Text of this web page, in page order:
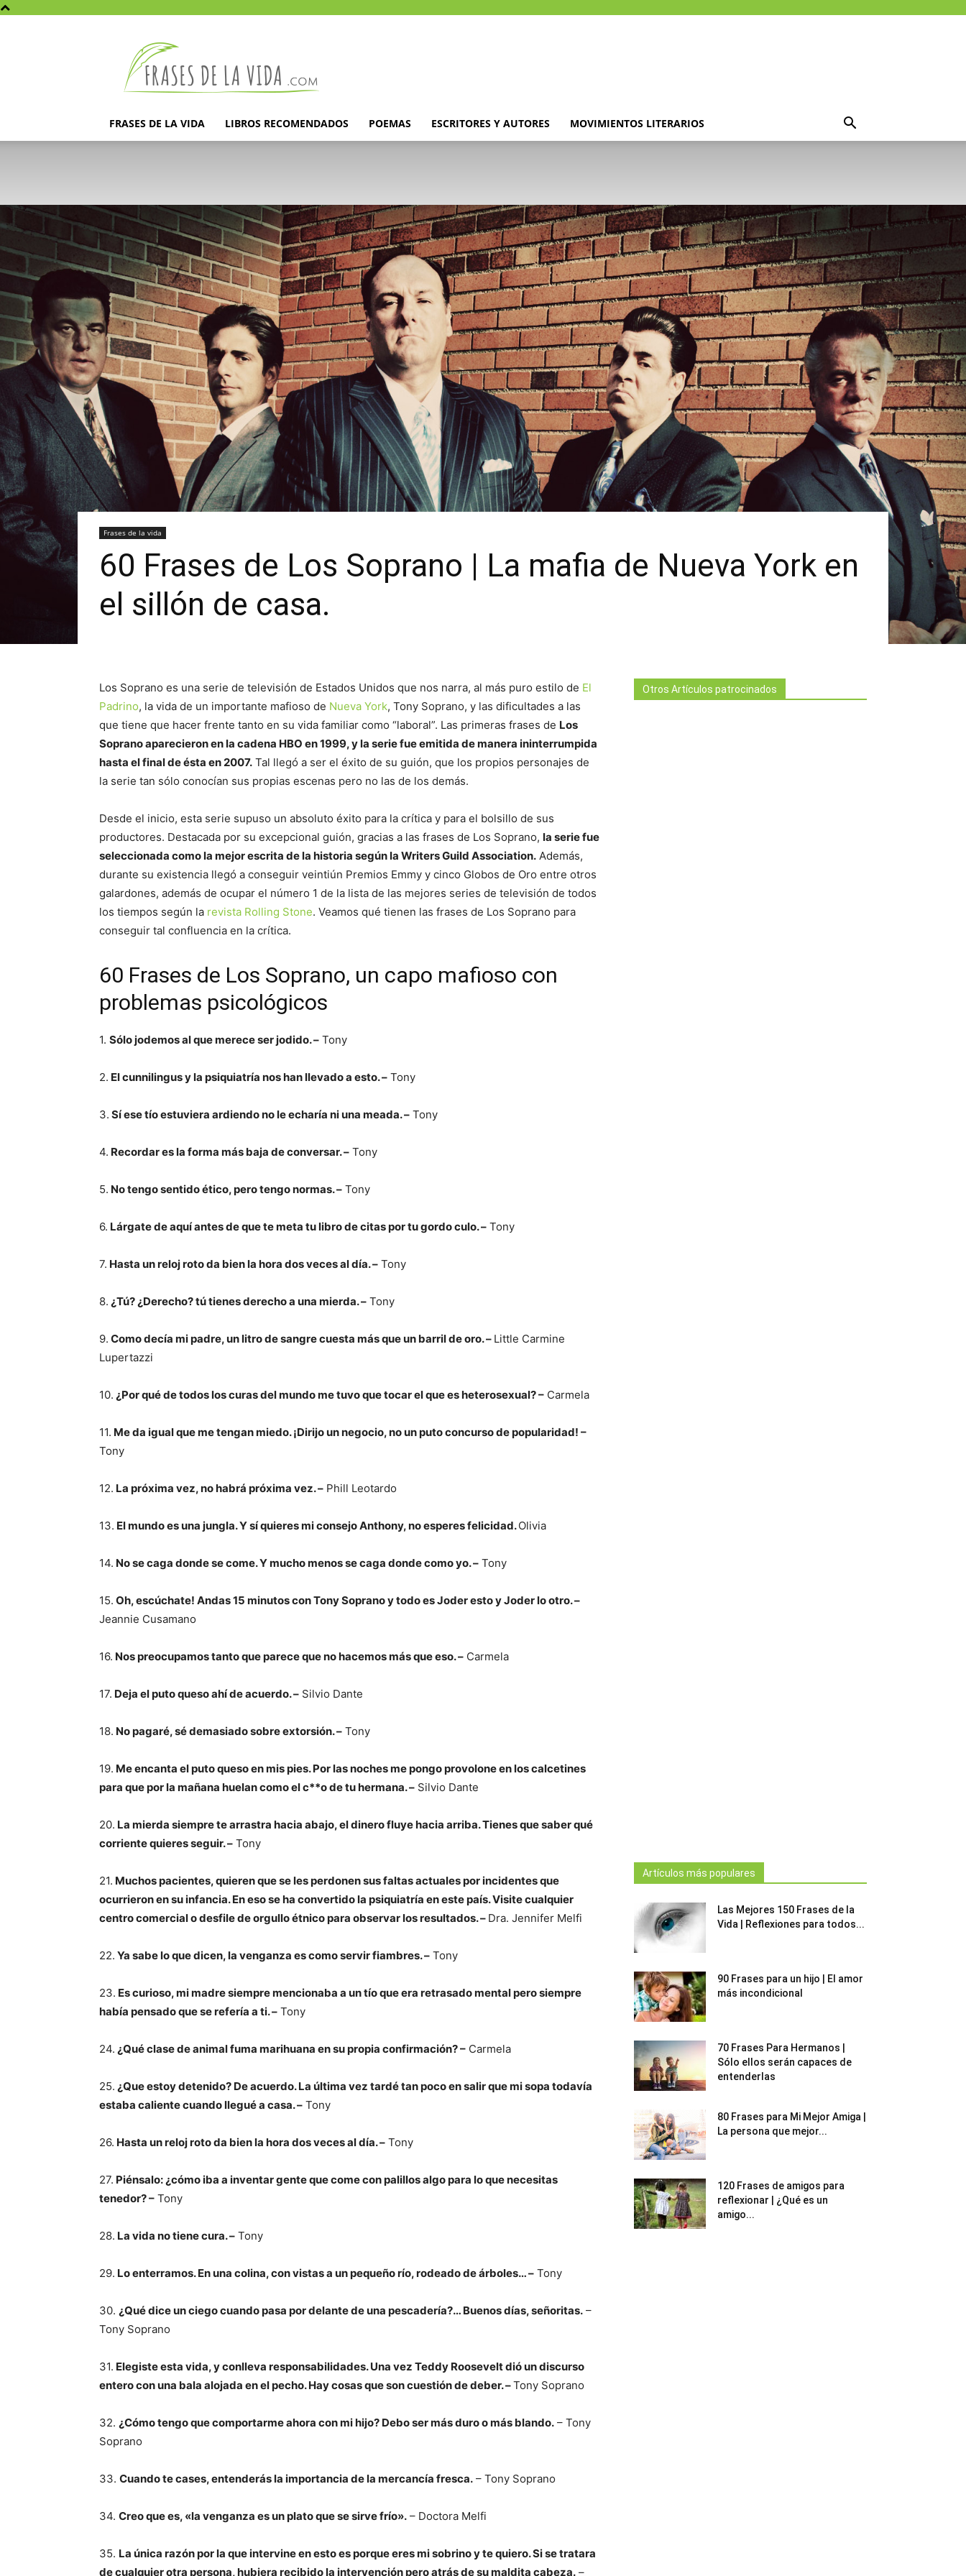
la
vida
FRASES DE LA VIDA LIBROS RECOMENDADOS POEMAS ESCRITORES Y AUTORES MOVIMIENTOS LITERARIOS
Frases de la vida
60 Frases de Los Soprano | La mafia de Nueva York en
el sillón de casa.
Los Soprano es una serie de televisión de Estados Unidos que nos narra, al más puro estilo de El
Padrino, la vida de un importante mafioso de Nueva York, Tony Soprano, y las dificultades a las
que tiene que hacer frente tanto en su vida familiar como “laboral”. Las primeras frases de Los
Soprano aparecieron en la cadena HBO en 1999, y la serie fue emitida de manera ininterrumpida
hasta el final de ésta en 2007. Tal llegó a ser el éxito de su guión, que los propios personajes de
la serie tan sólo conocían sus propias escenas pero no las de los demás.
Desde el inicio, esta serie supuso un absoluto éxito para la crítica y para el bolsillo de sus
productores. Destacada por su excepcional guión, gracias a las frases de Los Soprano, la serie fue
seleccionada como la mejor escrita de la historia según la Writers Guild Association. Además,
durante su existencia llegó a conseguir veintiún Premios Emmy y cinco Globos de Oro entre otros
galardones, además de ocupar el número 1 de la lista de las mejores series de televisión de todos
los tiempos según la revista Rolling Stone. Veamos qué tienen las frases de Los Soprano para
conseguir tal confluencia en la crítica.
60 Frases de Los Soprano, un capo mafioso con
problemas psicológicos
1. Sólo jodemos al que merece ser jodido. – Tony
2. El cunnilingus y la psiquiatría nos han llevado a esto. – Tony
3. Sí ese tío estuviera ardiendo no le echaría ni una meada. – Tony
4. Recordar es la forma más baja de conversar. – Tony
5. No tengo sentido ético, pero tengo normas. – Tony
6. Lárgate de aquí antes de que te meta tu libro de citas por tu gordo culo. – Tony
7. Hasta un reloj roto da bien la hora dos veces al día. – Tony
8. ¿Tú? ¿Derecho? tú tienes derecho a una mierda. – Tony
9. Como decía mi padre, un litro de sangre cuesta más que un barril de oro. – Little Carmine
Lupertazzi
10. ¿Por qué de todos los curas del mundo me tuvo que tocar el que es heterosexual? – Carmela
11. Me da igual que me tengan miedo. ¡Dirijo un negocio, no un puto concurso de popularidad! –
Tony
12. La próxima vez, no habrá próxima vez. – Phill Leotardo
13. El mundo es una jungla. Y sí quieres mi consejo Anthony, no esperes felicidad.Olivia
14. No se caga donde se come. Y mucho menos se caga donde como yo. – Tony
15. Oh, escúchate! Andas 15 minutos con Tony Soprano y todo es Joder esto y Joder lo otro. –
Jeannie Cusamano
16. Nos preocupamos tanto que parece que no hacemos más que eso. – Carmela
17. Deja el puto queso ahí de acuerdo. – Silvio Dante
18. No pagaré, sé demasiado sobre extorsión. – Tony
19. Me encanta el puto queso en mis pies. Por las noches me pongo provolone en los calcetines
para que por la mañana huelan como el c**o de tu hermana. – Silvio Dante
20. La mierda siempre te arrastra hacia abajo, el dinero fluye hacia arriba. Tienes que saber qué
corriente quieres seguir. – Tony
21. Muchos pacientes, quieren que se les perdonen sus faltas actuales por incidentes que
ocurrieron en su infancia. En eso se ha convertido la psiquiatría en este país. Visite cualquier
centro comercial o desfile de orgullo étnico para observar los resultados. – Dra. Jennifer Melfi
22. Ya sabe lo que dicen, la venganza es como servir fiambres. – Tony
23. Es curioso, mi madre siempre mencionaba a un tío que era retrasado mental pero siempre
había pensado que se refería a ti. – Tony
24. ¿Qué clase de animal fuma marihuana en su propia confirmación? – Carmela
25. ¿Que estoy detenido? De acuerdo. La última vez tardé tan poco en salir que mi sopa todavía
estaba caliente cuando llegué a casa. – Tony
26. Hasta un reloj roto da bien la hora dos veces al día. – Tony
27. Piénsalo: ¿cómo iba a inventar gente que come con palillos algo para lo que necesitas
tenedor? – Tony
28. La vida no tiene cura. – Tony
29. Lo enterramos. En una colina, con vistas a un pequeño río, rodeado de árboles… – Tony
30. ¿Qué dice un ciego cuando pasa por delante de una pescadería?… Buenos días, señoritas. –
Tony Soprano
31. Elegiste esta vida, y conlleva responsabilidades. Una vez Teddy Roosevelt dió un discurso
entero con una bala alojada en el pecho. Hay cosas que son cuestión de deber. –Tony Soprano
32. ¿Cómo tengo que comportarme ahora con mi hijo? Debo ser más duro o más blando. – Tony
Soprano
33. Cuando te cases, entenderás la importancia de la mercancía fresca. – Tony Soprano
34. Creo que es, «la venganza es un plato que se sirve frío». – Doctora Melfi
35. La única razón por la que intervine en esto es porque eres mi sobrino y te quiero. Si se tratara
de cualquier otra persona, hubiera recibido la intervención pero atrás de su maldita cabeza. –
Otros Artículos patrocinados
Artículos más populares
Las Mejores 150 Frases de la
Vida | Reflexiones para todos...
90 Frases para un hijo | El amor
más incondicional
70 Frases Para Hermanos |
Sólo ellos serán capaces de
entenderlas
80 Frases para Mi Mejor Amiga |
La persona que mejor...
120 Frases de amigos para
reflexionar | ¿Qué es un
amigo...